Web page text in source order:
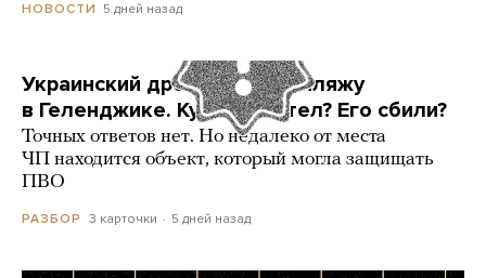
НОВОСТИ 5 дней назад
Украинский дрон попал по пляжу
в Геленджике. Куда он летел? Его сбили?
Точных ответов нет. Но недалеко от места
ЧП находится объект, который могла защищать
ПВО
РАЗБОР 3 карточки 5 дней назад